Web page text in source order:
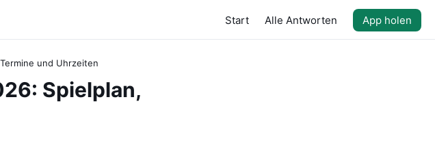
Start Alle Antworten App holen
und Uhrzeiten
Spielplan,